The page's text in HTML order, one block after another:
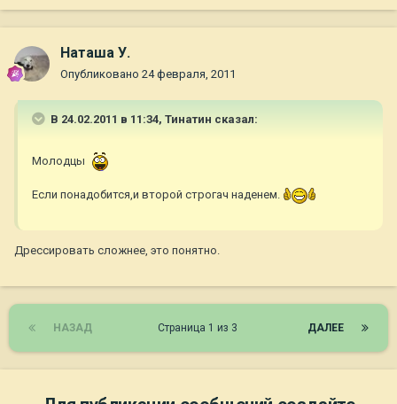
Наташа У.
Опубликовано 24 февраля, 2011
В 24.02.2011 в 11:34, Тинатин сказал:
Молодцы
Если понадобится,и второй строгач наденем.
Дрессировать сложнее, это понятно.
НАЗАД ДАЛЕЕ
Страница 1 из 3